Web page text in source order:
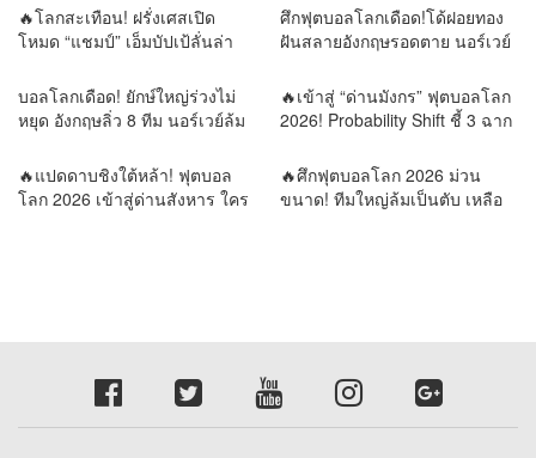
🔥โลกสะเทือน! ฝรั่งเศสเปิด
โหมด “แชมป์” เอ็มบัปเป้ลั่นล่า
ตำนานบทสุดท้าย!⚔️ 4 เกมชี้
ชะตาโลกฟุตบอล! วิเคราะห์เส้น
ทางสู่บัลลังก์แชมป์โลก 2026
ศึกฟุตบอลโลกเดือด!โด้ฝอยทอง
ฝันสลายอังกฤษรอดตาย นอร์เวย์
ทุกความคาดหมาย
บอลโลกเดือด! ยักษ์ใหญ่ร่วงไม่
หยุด อังกฤษลิ่ว 8 ทีม นอร์เวย์ล้ม
🔥เข้าสู่ “ด่านมังกร” ฟุตบอลโลก
2026! Probability Shift ชี้ 3 ฉาก
รายงานข่าวโดย REMORA นัก
วิเคราะห์ สำนักข่าววิหคนิวส์
🔥แปดดาบชิงใต้หล้า! ฟุตบอล
โลก 2026 เข้าสู่ด่านสังหาร ใคร
🔥ศึกฟุตบอลโลก 2026 ม่วน
ขนาด! ทีมใหญ่ล้มเป็นตับ เหลือ